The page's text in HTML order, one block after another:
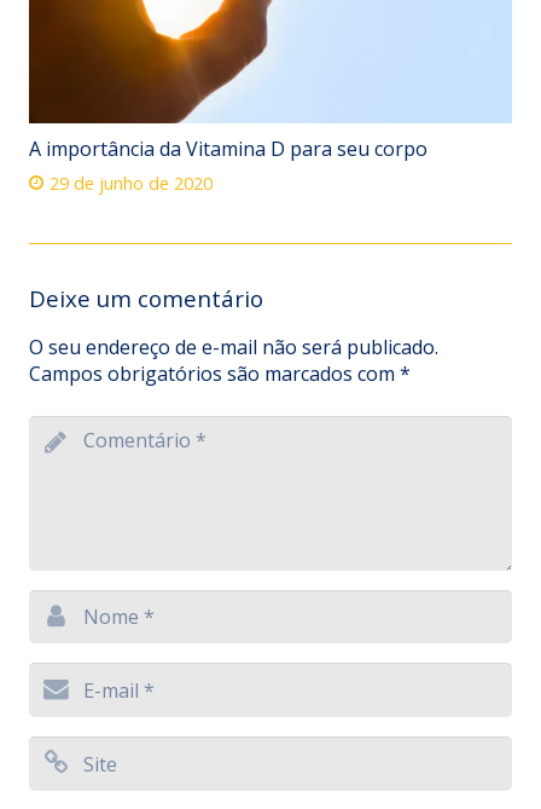
A importância da Vitamina D para seu corpo
29 de junho de 2020
Deixe um comentário
O seu endereço de e-mail não será publicado.
Campos obrigatórios são marcados com *